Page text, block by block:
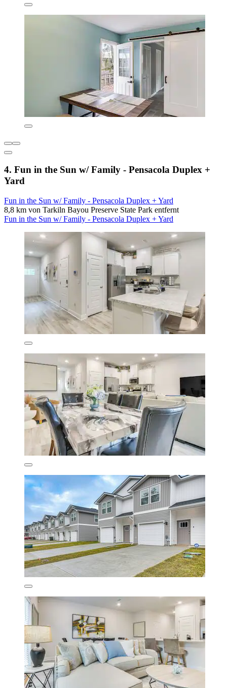
4. Fun in the Sun w/ Family - Pensacola Duplex +
Yard
Fun in the Sun w/ Family - Pensacola Duplex + Yard
8,8 km von Tarkiln Bayou Preserve State Park entfernt
Fun in the Sun w/ Family - Pensacola Duplex + Yard